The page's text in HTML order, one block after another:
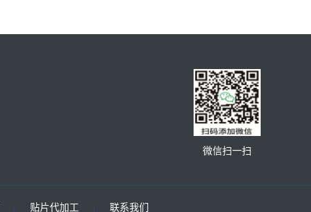
微信扫一扫
| 贴片代加工 | 联系我们